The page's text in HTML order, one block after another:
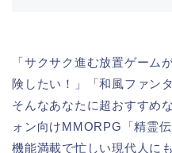
「サクサク進む放置ゲーム
険したい！」「和風ファン
そんなあなたに超おすすめ
ォン向けMMORPG「精霊
機能満載で忙しい現代人に